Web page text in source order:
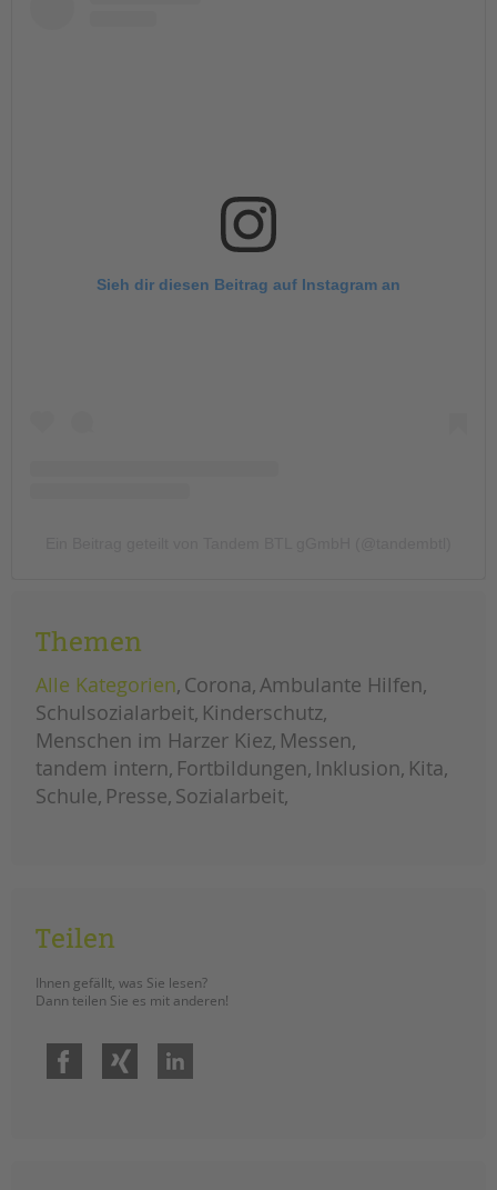
Sieh dir diesen Beitrag auf Instagram an
Themen
Alle Kategorien Corona Ambulante Hilfen
Schulsozialarbeit Kinderschutz
Menschen im Harzer Kiez Messen
tandem intern Fortbildungen Inklusion Kita
Schule Presse Sozialarbeit
Teilen
Ihnen gefällt, was Sie lesen?
Dann teilen Sie es mit anderen!
Facebook Xing